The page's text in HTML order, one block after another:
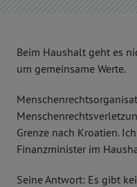
Beim Haushalt geht es
um gemeinsame Werte.
Grenze nach Kroatien.
Finanzminister im
Seine Antwort: Es gibt